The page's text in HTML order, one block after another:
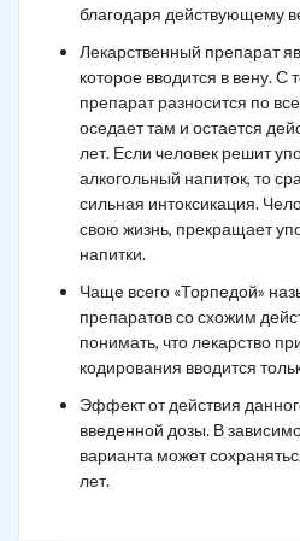
благодаря действующему
Лекарственный препарат
которое вводится в вену. С
препарат разносится по
оседает там и остается
лет. Если человек решит
алкогольный напиток, то
сильная интоксикация.
свою жизнь, прекращает
напитки.
Чаще всего «Торпедой»
препаратов со схожим
понимать, что лекарство
кодирования вводится
Эффект от действия
введенной дозы. В
варианта может
лет.